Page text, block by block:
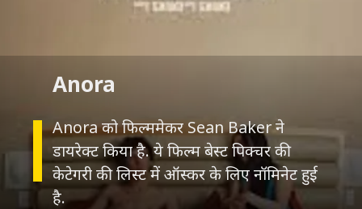
Anora को फिल्ममेकर Sean Baker ने
डायरेक्ट किया है. ये फिल्म बेस्ट पिक्चर की
केटेगरी की लिस्ट में ऑस्कर के लिए नॉमिनेट हुई
है.
Anora